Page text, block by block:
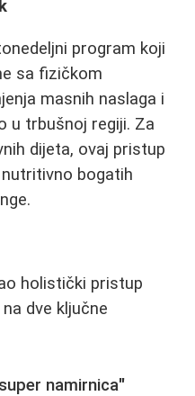
program koji
sa fizičkom
masnih naslaga i
u trbušnoj regiji. Za
dijeta, ovaj pristup
bogatih
holistički pristup
dve ključne
namirnica"